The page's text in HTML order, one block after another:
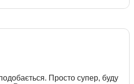
Просто супер, буду